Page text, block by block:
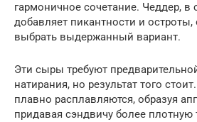
гармоничное сочетание. Чеддер, в
добавляет пикантности и
выбрать выдержанный вариант.
Эти сыры требуют
натирания, но результат того
плавно расплавляются, образуя
придавая сэндвичу более плотную